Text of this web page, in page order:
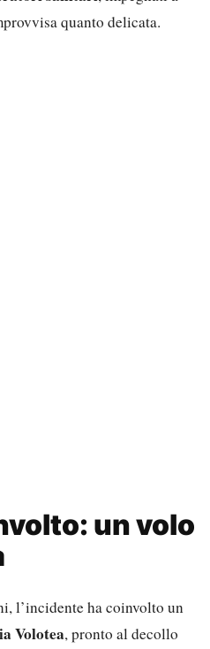
quanto delicata.
un volo
l’incidente ha coinvolto un
Volotea, pronto al decollo